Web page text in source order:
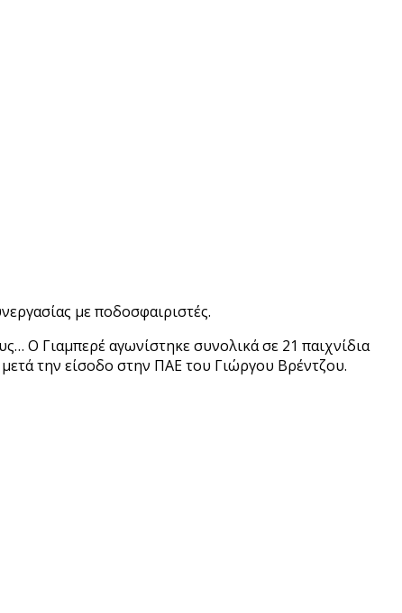
με ποδοσφαιριστές.
Ο Γιαμπερέ αγωνίστηκε συνολικά σε 21 παιχνίδια
την είσοδο στην ΠΑΕ του Γιώργου Βρέντζου.